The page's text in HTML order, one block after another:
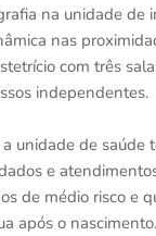
na unidade de
nas
com três
independentes.
unidade de saúde
e
de médio risco e
após o